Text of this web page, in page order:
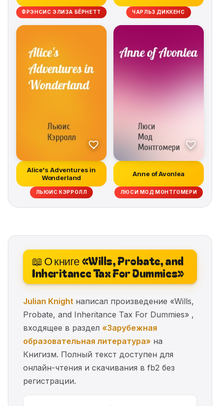
ФРЭНСИС ЭЛИЗА БЁРНЕТТ ЧАРЛЬЗ ДИККЕНС
Alice's Adventures in
Wonderland
ЛЬЮИС КЭРРОЛЛ
Anne of Avonlea
ЛЮСИ МОД МОНТГОМЕРИ
📖 О книге «Wills, Probate, and
Inheritance Tax For Dummies»
Julian Knight написал произведение «Wills,
Probate, and Inheritance Tax For Dummies» ,
входящее в раздел «Зарубежная
образовательная литература» на
Книгизм. Полный текст доступен для
онлайн-чтения и скачивания в fb2 без
регистрации.